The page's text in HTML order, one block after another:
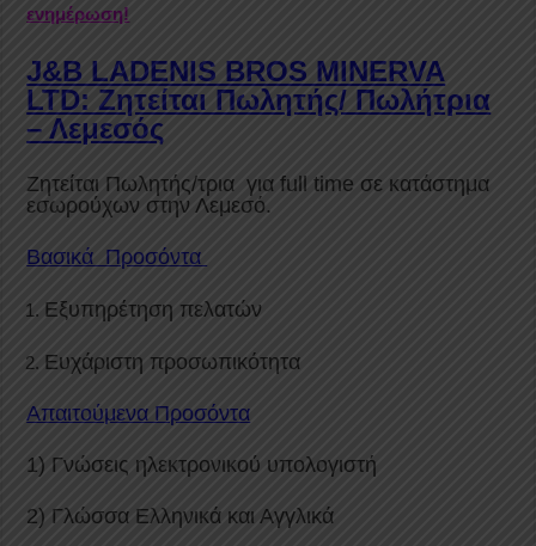
ενημέρωση!
J&B LADENIS BROS MINERVA
LTD: Ζητείται Πωλητής/ Πωλήτρια
– Λεμεσός
Ζητείται Πωλητής/τρια για full time σε κατάστημα
εσωρούχων στην Λεμεσό.
Βασικά Προσόντα
Εξυπηρέτηση πελατών
Ευχάριστη προσωπικότητα
Απαιτούμενα Προσόντα
1) Γνώσεις ηλεκτρονικού υπολογιστή
2) Γλώσσα Ελληνικά και Αγγλικά